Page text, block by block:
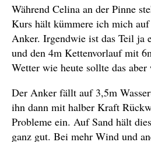
Während Celina an der Pinne
Kurs hält kümmere ich mich
Anker. Irgendwie ist das Teil ja
und den 4m Kettenvorlauf mit
Wetter wie heute sollte das aber
Der Anker fällt auf 3,5m
ihn dann mit halber Kraft
Probleme ein. Auf Sand hält
ganz gut. Bei mehr Wind und